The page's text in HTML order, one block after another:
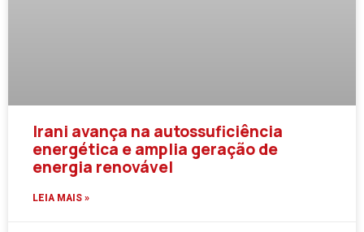
Irani avança na autossuficiência
energética e amplia geração de
energia renovável
LEIA MAIS »